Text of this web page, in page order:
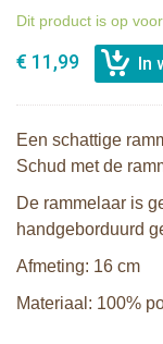
Dit product is op
€ 11,99
Een schattige
Schud met de
De rammelaar is
handgeborduurd
Afmeting: 16 cm
Materiaal: 100%